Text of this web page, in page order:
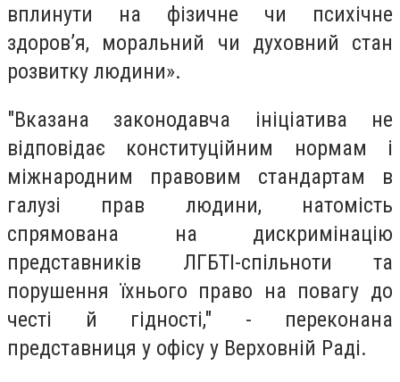
вплинути на фізичне чи психічне
здоров’я, моральний чи духовний стан
розвитку людини».
"Вказана законодавча ініціатива не
відповідає конституційним нормам і
міжнародним правовим стандартам в
галузі прав людини, натомість
спрямована на дискримінацію
представників ЛГБТІ-спільноти та
порушення їхнього право на повагу до
честі й гідності," - переконана
представниця у офісу у Верховній Раді.